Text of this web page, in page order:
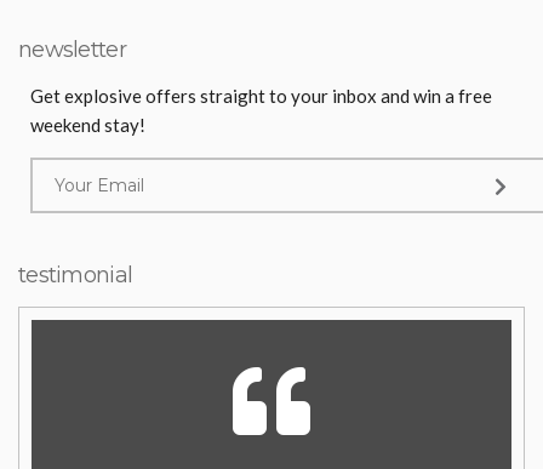
newsletter
Get explosive offers straight to your inbox and win a free
weekend stay!
testimonial